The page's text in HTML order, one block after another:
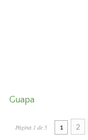
Guapa
Página 1 de 5 1 2